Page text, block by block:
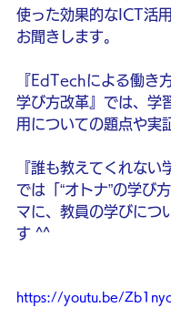
使った効果的なICT活
お聞きします。
『EdTechによる働き
学び方改革』では、学
用についての題点や実
『誰も教えてくれない
では「“オトナ”の学び
マに、教員の学びにつ
す ^^
https://youtu.be/